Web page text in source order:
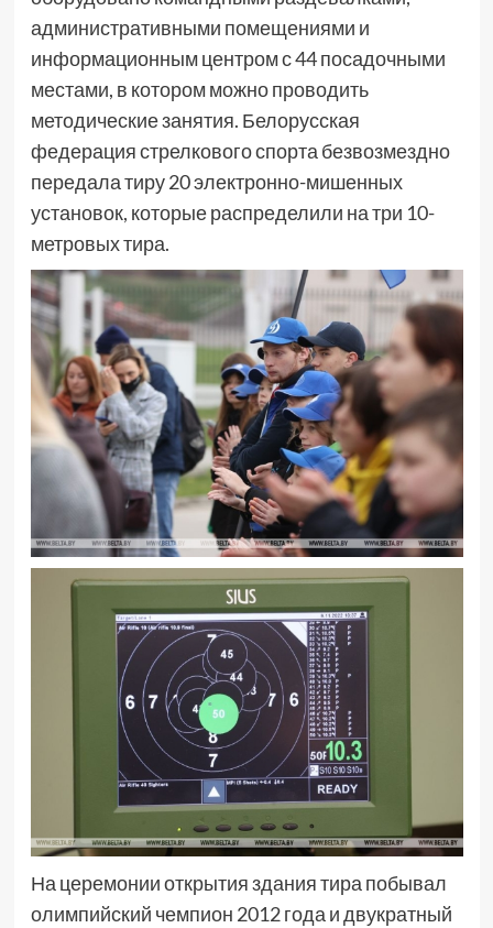
административными помещениями и
информационным центром с 44 посадочными
местами, в котором можно проводить
методические занятия. Белорусская
федерация стрелкового спорта безвозмездно
передала тиру 20 электронно-мишенных
установок, которые распределили на три 10-
метровых тира.
На церемонии открытия здания тира побывал
олимпийский чемпион 2012 года и двукратный